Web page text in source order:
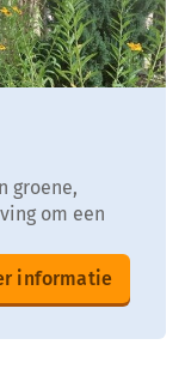
groene,
om een
informatie